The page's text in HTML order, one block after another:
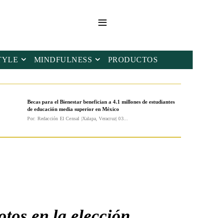
MINDFULNESS PRODUCTOS
Becas para el Bienestar benefician a 4.1 millones de estudiantes
de educación media superior en México
Por: Redacción El Censal |Xalapa, Veracruz| 03...